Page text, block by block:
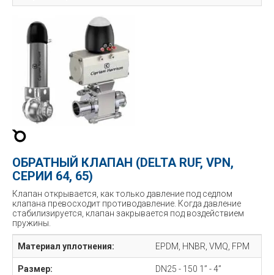
ОБРАТНЫЙ КЛАПАН (DELTA RUF, VPN,
СЕРИИ 64, 65)
Клапан открывается, как только давление под седлом
клапана превосходит противодавление. Когда давление
стабилизируется, клапан закрывается под воздействием
пружины.
Материал уплотнения: EPDM, HNBR, VMQ, FPM
Размер: DN25 - 150 1” - 4”